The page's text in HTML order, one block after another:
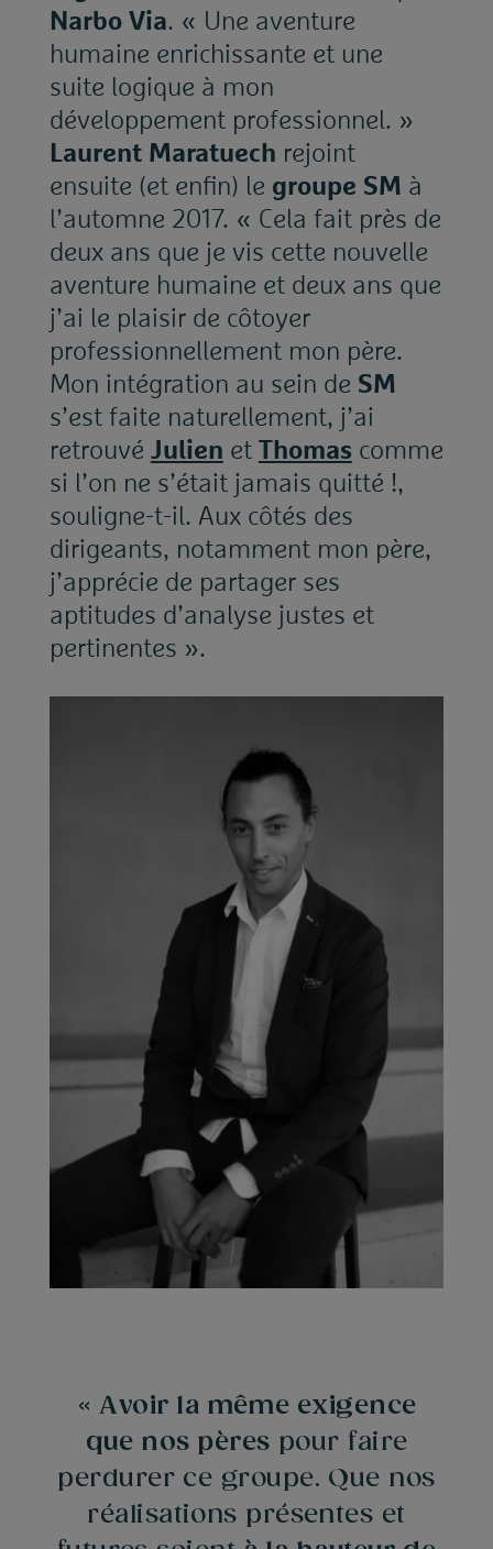
Narbo Via. « Une aventure
humaine enrichissante et une
suite logique à mon
développement professionnel. »
Laurent Maratuech rejoint
ensuite (et enfin) le groupe SM à
l’automne 2017. « Cela fait près de
deux ans que je vis cette nouvelle
aventure humaine et deux ans que
j’ai le plaisir de côtoyer
professionnellement mon père.
Mon intégration au sein de SM
s’est faite naturellement, j’ai
retrouvé Julien et Thomas comme
si l’on ne s’était jamais quitté !,
souligne-t-il. Aux côtés des
dirigeants, notamment mon père,
j’apprécie de partager ses
aptitudes d’analyse justes et
pertinentes ».
« Avoir la même exigence
que nos pères pour faire
perdurer ce groupe. Que nos
réalisations présentes et